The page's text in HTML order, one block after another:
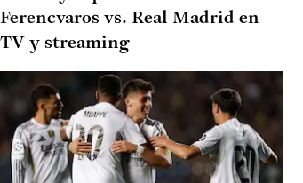
Ferencvaros vs. Real Madrid en
TV y streaming